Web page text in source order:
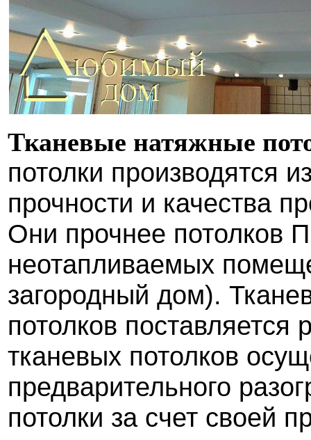
Тканевые натяжные
потолки производятся
прочности и качества
Они прочнее потолков
неотапливаемых
загородный дом).
потолков
тканевых потолков
предварительного
потолки за счет своей